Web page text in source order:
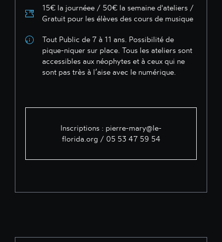
15€ la journéee / 50€ la semaine d'ateliers /
Gratuit pour les élèves des cours de musique
Tout Public de 7 à 11 ans. Possibilité de
pique-niquer sur place. Tous les ateliers sont
accessibles aux néophytes et à ceux qui ne
sont pas très à l’aise avec le numérique.
Inscriptions : pierre-mary@le-
florida.org / 05 53 47 59 54